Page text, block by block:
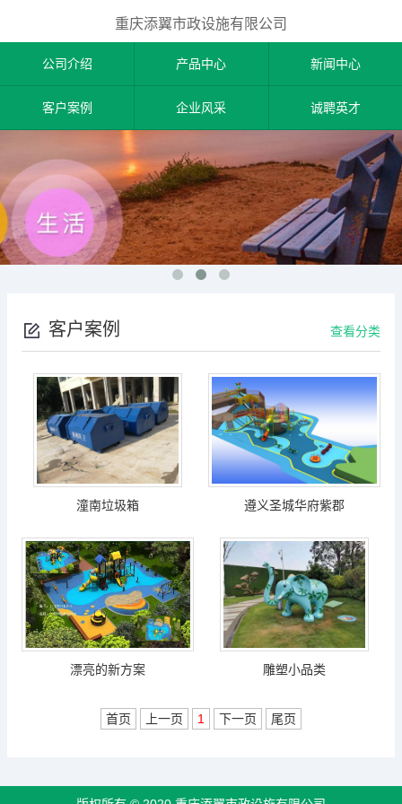
重庆添翼市政设施有限公司
公司介绍 产品中心 新闻中心
客户案例 企业风采 诚聘英才
客户案例 查看分类
潼南垃圾箱 遵义圣城华府紫郡
漂亮的新方案 雕塑小品类
首页 上一页 1 下一页 尾页